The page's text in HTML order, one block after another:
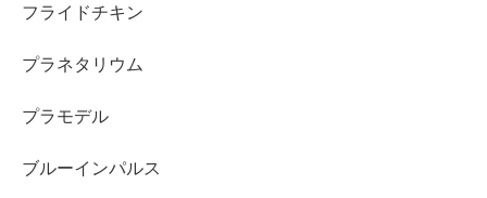
フライドチキン
プラネタリウム
プラモデル
ブルーインパルス